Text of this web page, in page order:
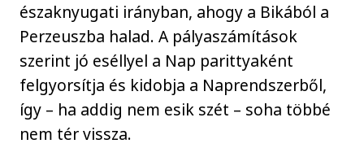
északnyugati irányban, ahogy a Bikából a
Perzeuszba halad. A pályaszámítások
szerint jó eséllyel a Nap parittyaként
felgyorsítja és kidobja a Naprendszerből,
így – ha addig nem esik szét – soha többé
nem tér vissza.